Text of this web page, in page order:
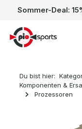
Zum Hauptinhalt
Du bist hier:
Komponenten &
Prozessoren